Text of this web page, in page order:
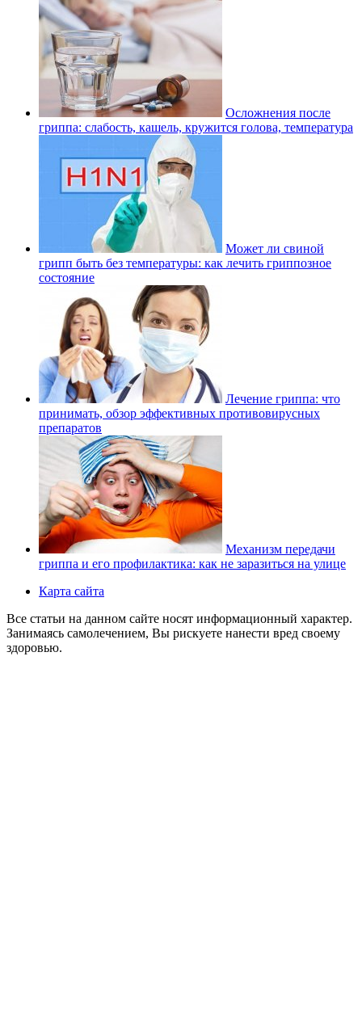
Осложнения после
гриппа: слабость, кашель, кружится голова, температура
Может ли свиной
грипп быть без температуры: как лечить гриппозное
состояние
Лечение гриппа: что
принимать, обзор эффективных противовирусных
препаратов
Механизм передачи
гриппа и его профилактика: как не заразиться на улице
Карта сайта
Все статьи на данном сайте носят информационный характер.
Занимаясь самолечением, Вы рискуете нанести вред своему
здоровью.